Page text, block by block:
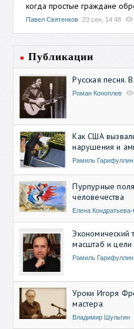
когда простые граждане
Павел Святенков 23 сен, 14:48
Публикации
Русская песня.
Роман Коноплев
Как США
нарушения и
Рамиль Гарифуллин
Пурпурные
человечества
Елена
Экономический
масштаб и цели
Рамиль Гарифуллин
Уроки Игоря
мастера
Владимир Шульгин